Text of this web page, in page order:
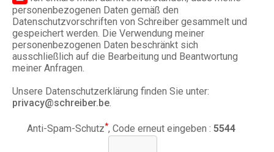
personenbezogenen Daten gemäß den
Datenschutzvorschriften von Schreiber gesammelt und
gespeichert werden. Die Verwendung meiner
personenbezogenen Daten beschränkt sich
ausschließlich auf die Bearbeitung und Beantwortung
meiner Anfragen.
Unsere Datenschutzerklärung finden Sie unter:
privacy@schreiber.be.
Anti-Spam-Schutz*, Code erneut eingeben : 5544